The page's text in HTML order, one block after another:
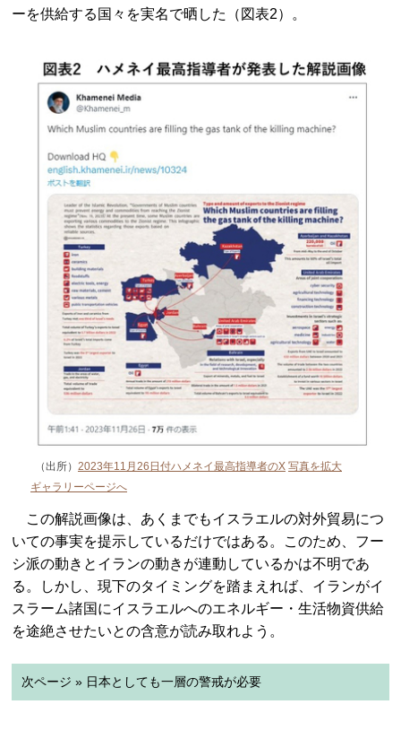
ーを供給する国々を実名で晒した（図表2）。
（出所） 2023年11月26日付ハメネイ最高指導者のX 写真を拡大
ギャラリーページへ
この解説画像は、あくまでもイスラエルの対外貿易につ
いての事実を提示しているだけではある。このため、フー
シ派の動きとイランの動きが連動しているかは不明であ
る。しかし、現下のタイミングを踏まえれば、イランがイ
スラーム諸国にイスラエルへのエネルギー・生活物資供給
を途絶させたいとの含意が読み取れよう。
次ページ » 日本としても一層の警戒が必要